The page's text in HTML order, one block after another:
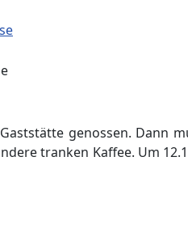
genossen. Dann
tranken Kaffee. Um